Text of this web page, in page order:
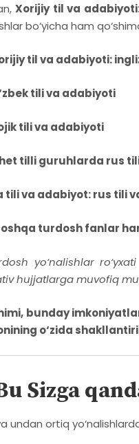
Xorijiy til va
bo‘yicha ham
til va adabiyoti:
tili va adabiyoti
tili va adabiyoti
tilli guruhlarda rus
tili va adabiyot: rus tili
turdosh fanlar
yo‘nalishlar
hujjatlarga muvofiq
bunday
o‘zida
Sizga
undan ortiq